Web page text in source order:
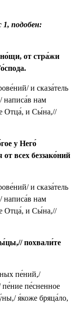
1, подобен:
от стра́жи
и сказа́тель
написа́в нам
Отца́, и Сы́на,//
у Него́
всех беззако́ний
и сказа́тель
написа́в нам
Отца́, и Сы́на,//
похвали́те
пе́ний,/
пе́ние пе́сненное
я́коже бряца́ло,